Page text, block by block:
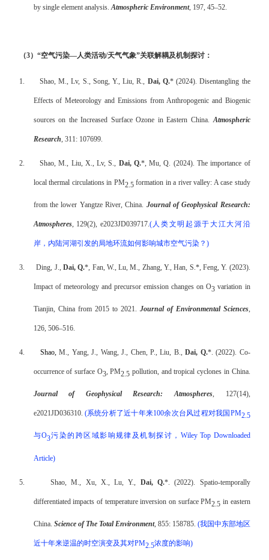
by single element analysis. Atmospheric Environment, 197, 45–52.
（3）“空气污染—人类活动/天气气象”关联解耦及机制探讨：
1. Shao, M., Lv, S., Song, Y., Liu, R., Dai, Q.* (2024) Disentangling the
Effects of Meteorology and Emissions from Anthropogenic and Biogenic
sources on the Increased Surface Ozone in Eastern China. Atmospheric
Research , 311: 107699.
2. Shao, M., Liu, X., Lv, S., Dai, Q.*, Mu, Q. (2024). The importance of
local thermal circulations in PM2.5 formation in a river valley: A case study
from the lower Yangtze River, China. Journal of Geophysical Research:
Atmospheres, 129(2), e2023JD039717. (人类文明起源于大江大河沿
岸，内陆河湖引发的局地环流如何影响城市空气污染？ )
3. Ding, J., Dai, Q.*, Fan, W., Lu, M., Zhang, Y., Han, S.*, Feng, Y. (2023).
Impact of meteorology and precursor emission changes on O3 variation in
Tianjin, China from 2015 to 2021. Journal of Environmental Sciences,
126, 506–516.
4. Shao,M., Yang, J., Wang, J., Chen, P., Liu, B.,Dai, Q.*. (2022). Co-
occurrence of surface O3, PM2.5pollution, and tropical cyclones in China.
Journal of Geophysical Research: Atmospheres, 127(14),
e2021JD036310. (系统分析了近十年来100余次台风过程对我国 PM2.5
与O3污染的跨区域影响规律及机制探讨， Wiley Top Downloaded
Article)
5. Shao, M., Xu, X., Lu, Y., Dai, Q.*. (2022). Spatio-temporally
differentiated impacts of temperature inversion on surface PM2.5 in eastern
China. Science of The Total Environment, 855: 158785. (我国中东部地区
近十年来逆温的时空演变及其对PM2.5浓度的影响)